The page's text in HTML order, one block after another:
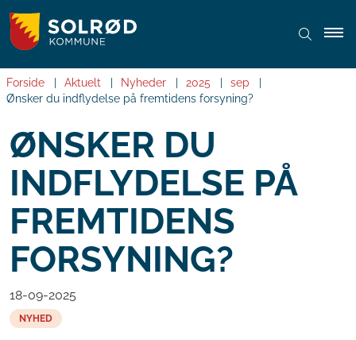
Forside Aktuelt Nyheder 2025
sep
Ønsker du indflydelse på fremtidens forsyning?
ØNSKER DU
INDFLYDELSE PÅ
FREMTIDENS
FORSYNING?
18-09-2025
NYHED